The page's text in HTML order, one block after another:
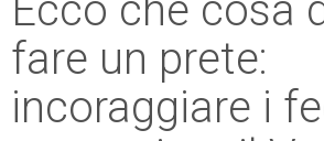
Ecco che cosa
fare un prete:
incoraggiare i